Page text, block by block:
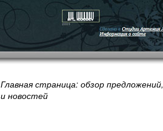
Главная страница: обзор
и новостей